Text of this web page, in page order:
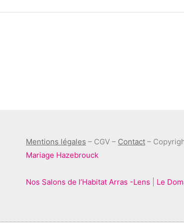
Mentions légales – CGV – Contact–
Mariage Hazebrouck
Nos Salons de l’Habitat Arras -Lens Le